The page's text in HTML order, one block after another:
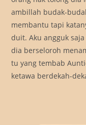
ambillah budak-
membantu tapi
duit. Aku angguk
dia berseloroh
tu yang tembab
ketawa berdekah-